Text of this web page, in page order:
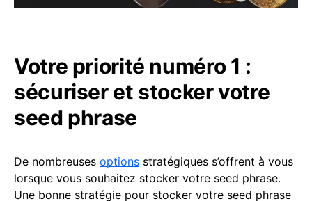
Votre priorité numéro 1 :
sécuriser et stocker votre
seed phrase
De nombreuses options stratégiques s’offrent à vous
lorsque vous souhaitez stocker votre seed phrase.
Une bonne stratégie pour stocker votre seed phrase